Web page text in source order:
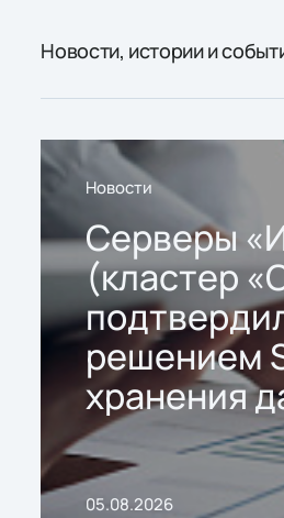
Новости, истории и
Новости
Серверы
(кластер
решением
хранения
05.08.2026